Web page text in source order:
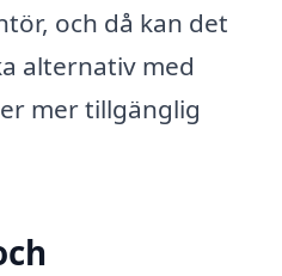
och då kan det
alternativ med
mer tillgänglig